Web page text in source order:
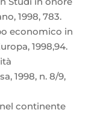
1998, 783.
economico in
1998,94.
1998, n. 8/9,
continente